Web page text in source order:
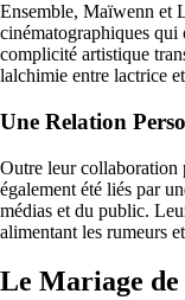
Ensemble, Maïwenn et
cinématographiques
complicité artistique
lalchimie entre lactrice
Une Relation
Outre leur collaboration
également été liés par
médias et du public.
alimentant les rumeurs
Le Mariage de